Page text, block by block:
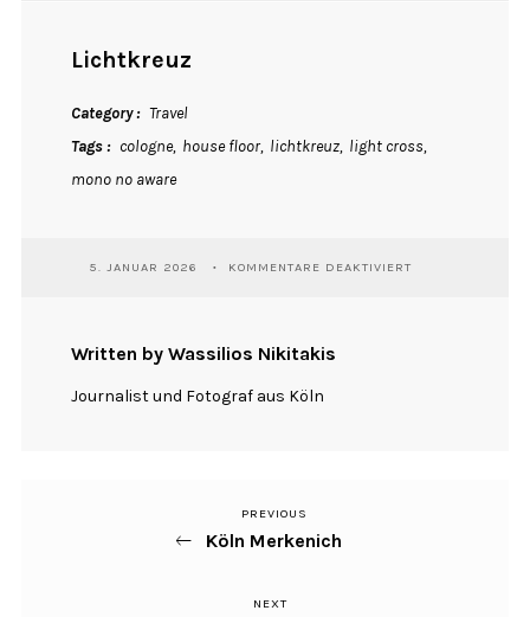
Lichtkreuz
Category
Travel
Tags
cologne house floor lichtkreuz light cross
mono no aware
5. JANUAR 2026 KOMMENTARE DEAKTIVIERT
Written by Wassilios Nikitakis
Journalist und Fotograf aus Köln
Beitragsnavigation
Previous
Post
PREVIOUS
Köln Merkenich
Next
NEXT